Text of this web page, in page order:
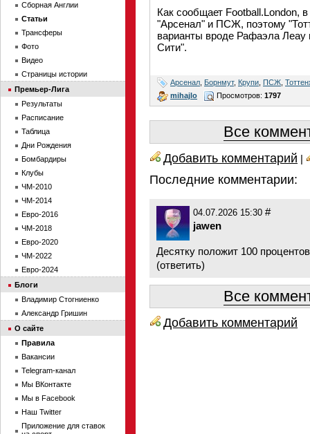
Как сообщает Football.London,
"Арсенал" и ПСЖ, поэтому
варианты вроде Рафаэла
Сити".
Арсенал Борнмут, Крупи ПСЖ
mihajlo
Просмотров: 1797
Все
Добавить комментарий |
Последние комментарии:
04.07.2026 15:30 #
jawen
Десятку положит 100 процентов
(ответить)
Все
Добавить комментарий
Сборная Англии
Статьи
Трансферы
Фото
Видео
Страницы истории
Премьер-Лига
Результаты
Расписание
Таблица
Дни Рождения
Бомбардиры
Клубы
ЧМ-2010
ЧМ-2014
Евро-2016
ЧМ-2018
Евро-2020
ЧМ-2022
Евро-2024
Блоги
Владимир Стогниенко
Александр Гришин
О сайте
Правила
Вакансии
Telegram-канал
Мы ВКонтакте
Мы в Facebook
Наш Twitter
Приложение для ставок